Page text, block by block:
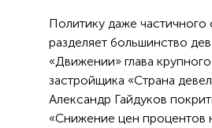
Политику даже
разделяет большинство
«Движении» глава
застройщика «Страна
Александр Гайдуков
«Снижение цен процентов